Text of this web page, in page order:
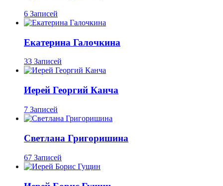
6 Записей
Екатерина Галочкина
33 Записей
Иерей Георгий Канча
7 Записей
Светлана Григоришина
67 Записей